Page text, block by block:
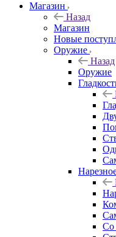
Магазин
Назад
Магазин
Новые
Оружие
Назад
Оружие
Со